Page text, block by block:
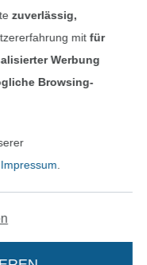
(France)
In den
zuverlässig,
mitfür
Werbung
Browsing-
Impressum